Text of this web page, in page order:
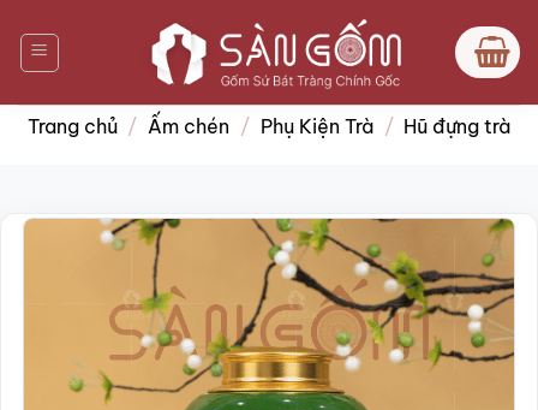
qua
nội
dung
Trang chủ / Ấm chén / Phụ Kiện Trà / Hũ đựng trà